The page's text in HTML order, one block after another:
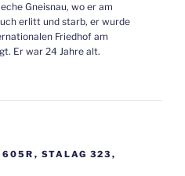
Gneisnau, wo er am
erlitt und starb, er wurde
Friedhof am
Er war 24 Jahre alt.
605R , STALAG 323 ,